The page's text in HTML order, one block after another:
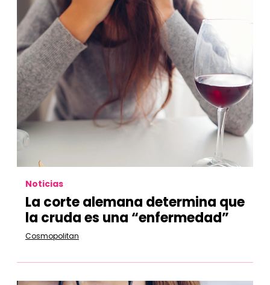
Noticias
La corte alemana determina que
la cruda es una “enfermedad”
Cosmopolitan